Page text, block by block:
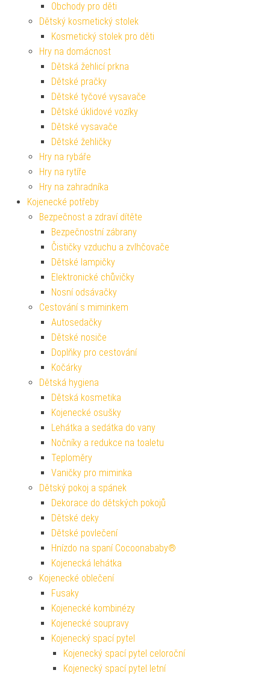
Obchody pro děti
Dětský kosmetický stolek
Kosmetický stolek pro děti
Hry na domácnost
Dětská žehlicí prkna
Dětské pračky
Dětské tyčové vysavače
Dětské úklidové vozíky
Dětské vysavače
Dětské žehličky
Hry na rybáře
Hry na rytíře
Hry na zahradníka
Kojenecké potřeby
Bezpečnost a zdraví dítěte
Bezpečnostní zábrany
Čističky vzduchu a zvlhčovače
Dětské lampičky
Elektronické chůvičky
Nosní odsávačky
Cestování s miminkem
Autosedačky
Dětské nosiče
Doplňky pro cestování
Kočárky
Dětská hygiena
Dětská kosmetika
Kojenecké osušky
Lehátka a sedátka do vany
Nočníky a redukce na toaletu
Teploměry
Vaničky pro miminka
Dětský pokoj a spánek
Dekorace do dětských pokojů
Dětské deky
Dětské povlečení
Hnízdo na spaní Cocoonababy®
Kojenecká lehátka
Kojenecké oblečení
Fusaky
Kojenecké kombinézy
Kojenecké soupravy
Kojenecký spací pytel
Kojenecký spací pytel celoroční
Kojenecký spací pytel letní